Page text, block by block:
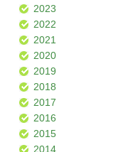
2023
2022
2021
2020
2019
2018
2017
2016
2015
2014